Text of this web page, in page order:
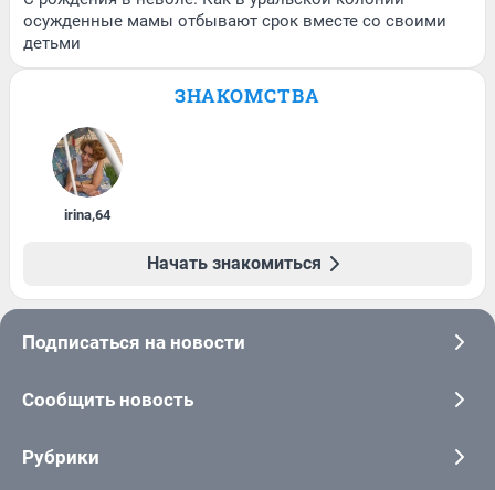
осужденные мамы отбывают срок вместе со своими
детьми
ЗНАКОМСТВА
irina,64
Начать знакомиться
Подписаться на новости
Сообщить новость
Рубрики